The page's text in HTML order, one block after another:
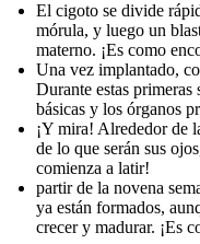
El cigoto se divide
mórula, y luego un
materno. ¡Es como
Una vez implantado,
Durante estas primeras
básicas y los órganos
¡Y mira! Alrededor de
de lo que serán sus
comienza a latir!
partir de la novena
ya están formados,
crecer y madurar. ¡Es